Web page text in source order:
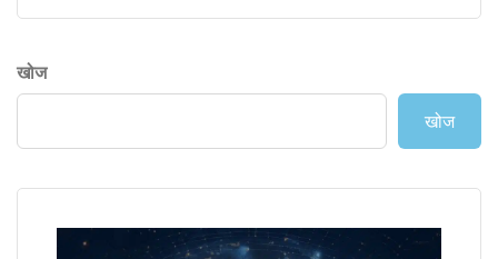
खोज
खोज